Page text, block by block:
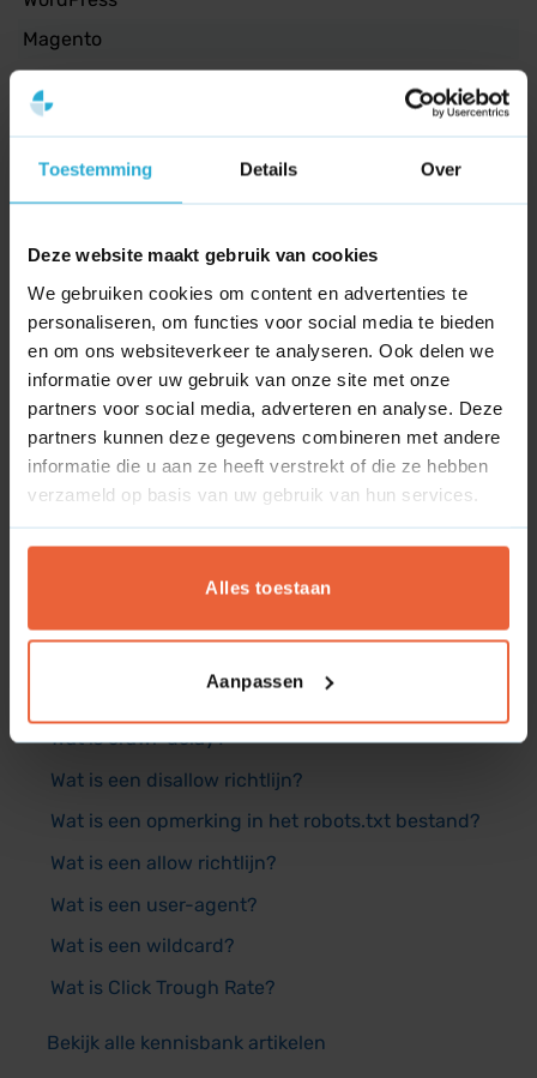
Toestemming Details Over
Deze website maakt gebruik van cookies
We gebruiken cookies om content en advertenties te
personaliseren, om functies voor social media te bieden
en om ons websiteverkeer te analyseren. Ook delen we
informatie over uw gebruik van onze site met onze
partners voor social media, adverteren en analyse. Deze
partners kunnen deze gegevens combineren met andere
informatie die u aan ze heeft verstrekt of die ze hebben
verzameld op basis van uw gebruik van hun services.
Alles toestaan
Aanpassen
Tijdens uitvoering blijven we praktisch en doelgericht.
Geen overbodige toeters en bellen maar heldere acties.
Qua samenwerking kiezen we wat past bij jouw
organisatie en beschikbare middelen.
Klaar om jouw bedrijf in Maasbommel online te
Laat ons meedenken over een praktische en effectieve
aanpak voor jouw situatie.
Wij stemmen strategie en uitvoering op elkaar af en
richten ons op duurzame resultaten. Neem contact op
voor een oriënterend gesprek over online kansen in
Maasbommel.
Magento
Shopify
Tooling
Ahrefs
Screaming Frog
Canva
Projectmanagement
Asana
Dashboard
Google Tag Manager
Google Analytics 4
Wat is keyword difficulty?
Wat is crawl-delay?
Wat is een disallow richtlijn?
Wat is een opmerking in het robots.txt bestand?
Wat is een allow richtlijn?
Wat is een user-agent?
Wat is een wildcard?
Wat is Click Trough Rate?
Bekijk alle kennisbank artikelen